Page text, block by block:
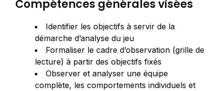
Compétences générales visées
Identifier les objectifs à servir de la
démarche d’analyse du jeu
Formaliser le cadre d’observation (grille de
lecture) à partir des objectifs fixés
Observer et analyser une équipe
complète, les comportements individuels et